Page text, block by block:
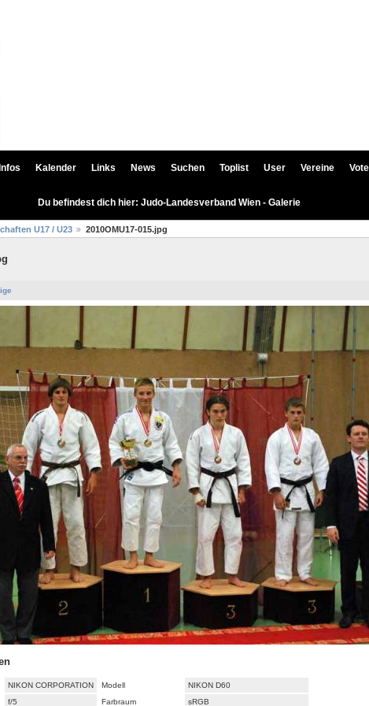
Infos Kalender Links News Suchen Toplist User Vereine
Du befindest dich hier: Judo-Landesverband Wien - Galerie
U17 / U23 2010OMU17-015.jpg
NIKON CORPORATION Modell
NIKON D60
f/5 Farbraum sRGB